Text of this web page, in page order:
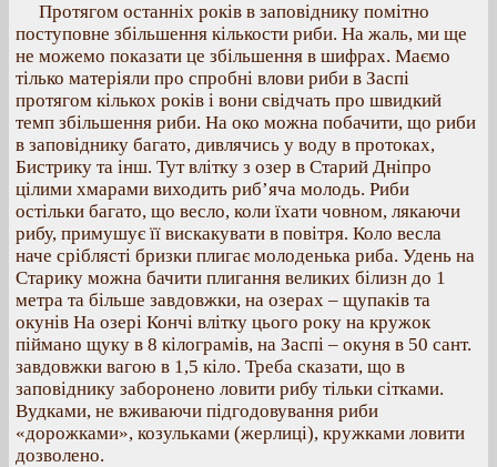
Протягом останніх років в заповіднику помітно
поступовне збільшення кількости риби. На жаль, ми ще
не можемо показати це збільшення в шифрах. Маємо
тілько матеріяли про спробні влови риби в Заспі
протягом кількох років і вони свідчать про швидкий
темп збільшення риби. На око можна побачити, що риби
в заповіднику багато, дивлячись у воду в протоках,
Бистрику та інш. Тут влітку з озер в Старий Дніпро
цілими хмарами виходить риб’яча молодь. Риби
остільки багато, що весло, коли їхати човном, лякаючи
рибу, примушує її вискакувати в повітря. Коло весла
наче сріблясті бризки плигає молоденька риба. Удень на
Старику можна бачити плигання великих білизн до 1
метра та більше завдовжки, на озерах – щупаків та
окунів На озері Кончі влітку цього року на кружок
піймано щуку в 8 кілограмів, на Заспі – окуня в 50 сант.
завдовжки вагою в 1,5 кіло. Треба сказати, що в
заповіднику заборонено ловити рибу тільки сітками.
Вудками, не вживаючи підгодовування риби
«дорожками», козульками (жерлиці), кружками ловити
дозволено.